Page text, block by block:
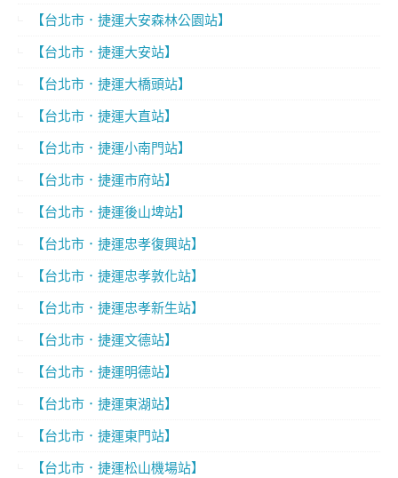
【台北市．捷運大安森林公園站】
【台北市．捷運大安站】
【台北市．捷運大橋頭站】
【台北市．捷運大直站】
【台北市．捷運小南門站】
【台北市．捷運市府站】
【台北市．捷運後山埤站】
【台北市．捷運忠孝復興站】
【台北市．捷運忠孝敦化站】
【台北市．捷運忠孝新生站】
【台北市．捷運文德站】
【台北市．捷運明德站】
【台北市．捷運東湖站】
【台北市．捷運東門站】
【台北市．捷運松山機場站】